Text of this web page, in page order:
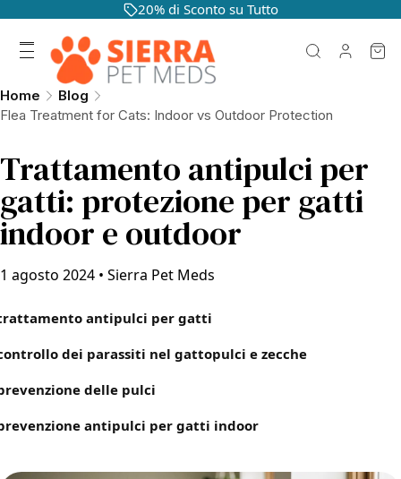
20% di Sconto su Tutto
Home
Blog
Flea Treatment for Cats: Indoor vs Outdoor Protection
Trattamento antipulci per
gatti: protezione per gatti
indoor e outdoor
1 agosto 2024 • Sierra Pet Meds
antipulci per gatti
dei parassiti nel gattopulci e zecche
delle pulci
antipulci per gatti indoor